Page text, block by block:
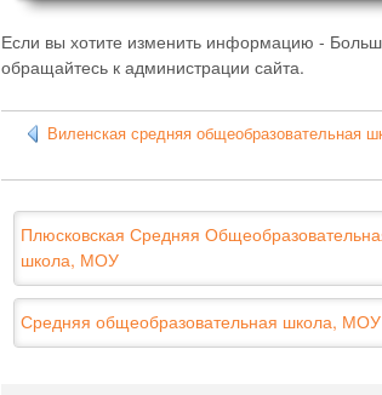
Если вы хотите изменить информацию -
обращайтесь к администрации сайта.
Виленская средняя общеобразовательная
Плюсковская Средняя
школа, МОУ
Средняя общеобразовательная школа, МОУ